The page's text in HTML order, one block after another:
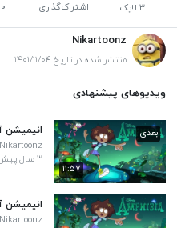
اشتراک‌گذاری ۰ ۳ لایک
Nikartoonz
منتشر شده در تاریخ ۱۴۰۱/۱۱/۰۴
ویدیوهای پیشنهادی
۱۱:۵۷
بعدی انیمیشن
Nikartoonz
۳ سال پیش
انیمیشن
Nikartoonz